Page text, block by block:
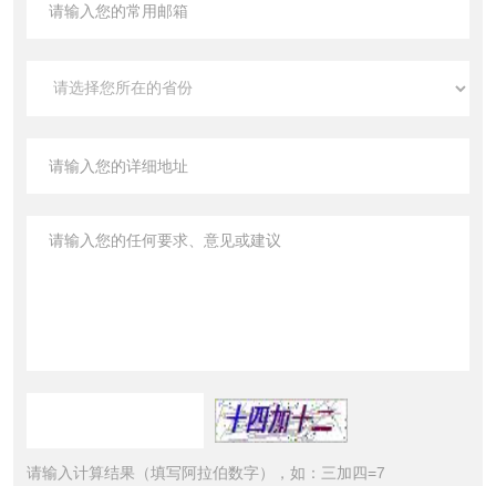
请输入计算结果（填写阿拉伯数字），如：三加四=7